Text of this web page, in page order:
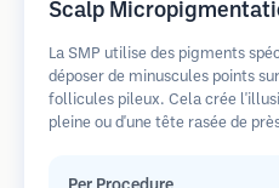
Scalp
La SMP utilise des pigments
déposer de minuscules points
follicules pileux. Cela crée
pleine ou d'une tête rasée de